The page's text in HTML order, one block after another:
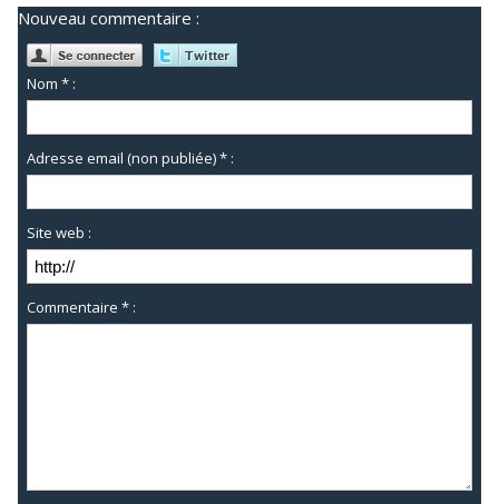
Nouveau commentaire :
Nom * :
Adresse email (non publiée) * :
Site web :
Commentaire * :